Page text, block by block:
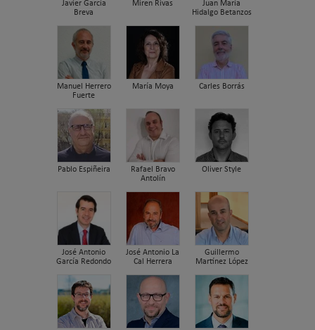
Javier García
Breva
Miren Rivas
Juan María
Hidalgo Betanzos
Manuel Herrero
Fuerte
María Moya Carles Borrás
Pablo Espiñeira
Rafael Bravo
Antolín
Oliver Style
José Antonio
García Redondo
José Antonio La
Cal Herrera
Guillermo
Martínez López